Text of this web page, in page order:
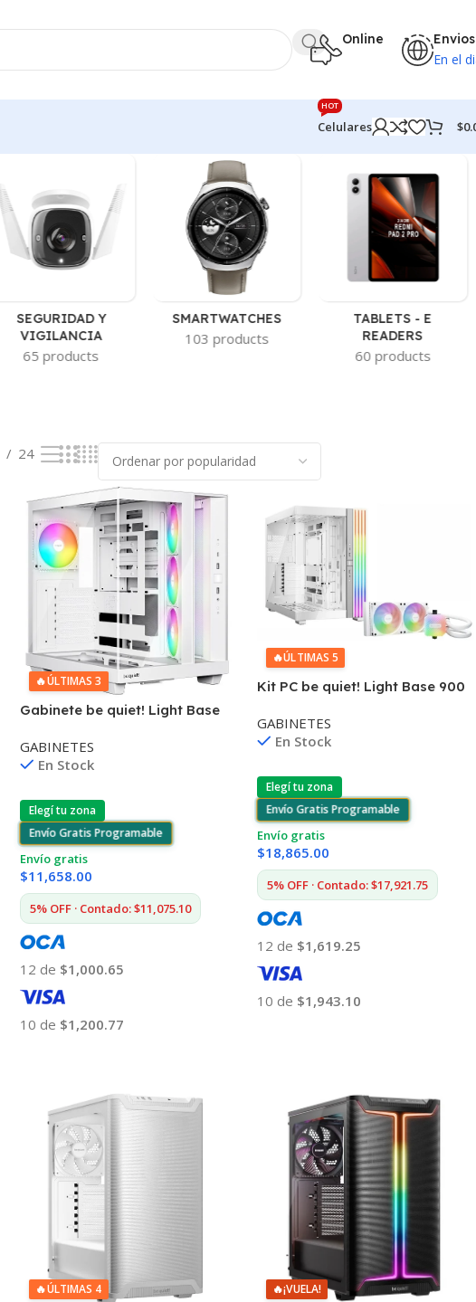
Online Envios
En el
Celulares
HOT
$
SEGURIDAD Y
VIGILANCIA
65 products
SMARTWATCHES
103 products
TABLETS - E
READERS
60 products
24
🔥ÚLTIMAS 3
Gabinete be quiet! Light Base
GABINETES
En Stock
Elegí tu zona
Envío Gratis Programable
Envío gratis
$11,658.00
5% OFF · Contado: $11,075.10
12 de $1,000.65
10 de $1,200.77
🔥ÚLTIMAS 5
Kit PC be quiet! Light Base 900
Loop 240mm
GABINETES
En Stock
Elegí tu zona
Envío Gratis Programable
Envío gratis
$18,865.00
5% OFF · Contado: $17,921.75
12 de $1,619.25
10 de $1,943.10
🔥ÚLTIMAS 4 🔥¡VUELA!